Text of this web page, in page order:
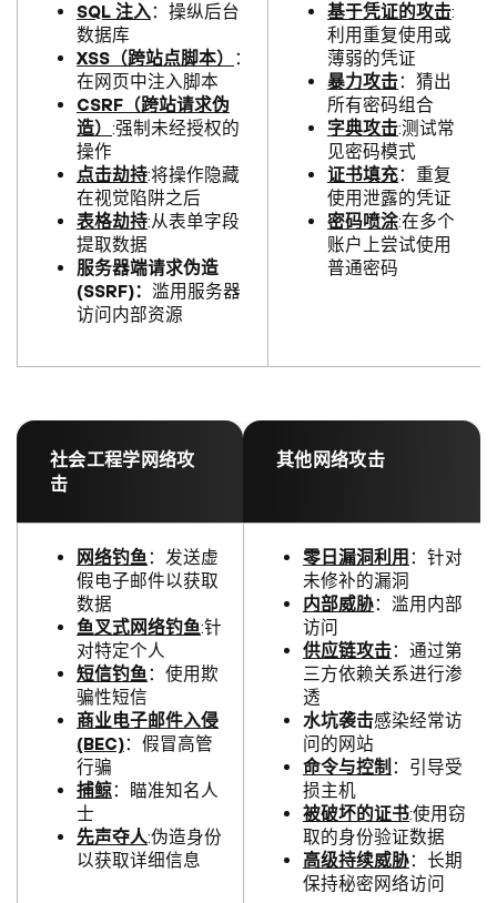
SQL 注入：操纵后台
数据库
XSS（跨站点脚本）
：
在网页中注入脚本
CSRF（跨站请求伪
造） :强制未经授权的
操作
点击劫持:将操作隐藏
在视觉陷阱之后
表格劫持:从表单字段
提取数据
服务器端请求伪造
(SSRF)： 滥用服务器
访问内部资源
基于凭证的攻击:
利用重复使用或
薄弱的凭证
暴力攻击：猜出
所有密码组合
字典攻击:测试常
见密码模式
证书填充：重复
使用泄露的凭证
密码喷涂:在多个
账户上尝试使用
普通密码
社会工程学网络攻
击
其他网络攻击
网络钓鱼 ：发送虚
假电子邮件以获取
数据
鱼叉式网络钓鱼:针
对特定个人
短信钓鱼 ：使用欺
骗性短信
商业电子邮件入侵
(BEC)：假冒高管
行骗
捕鲸：瞄准知名人
士
先声夺人:伪造身份
以获取详细信息
零日漏洞利用 ：针对
未修补的漏洞
内部威胁：滥用内部
访问
供应链攻击：通过第
三方依赖关系进行渗
透
水坑袭击感染经常访
问的网站
命令与控制 ：引导受
损主机
被破坏的证书:使用窃
取的身份验证数据
高级持续威胁：长期
保持秘密网络访问